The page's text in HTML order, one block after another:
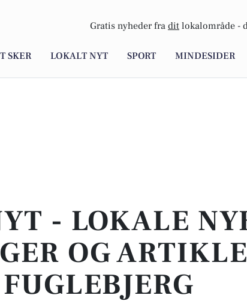
Gratis nyheder fra dit lokalområde -
SKER LOKALT NYT SPORT MINDESIDER
- LOKALE
OG
FUGLEBJERG